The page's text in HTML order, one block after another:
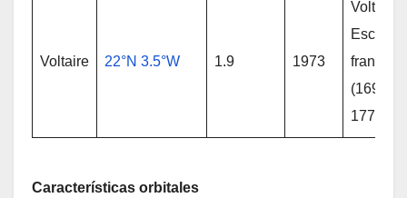
Voltaire 22°N 3.5°W 1.9 1973
Voltaire;
Escritor
francés
(1694-
1778)
Características orbitales